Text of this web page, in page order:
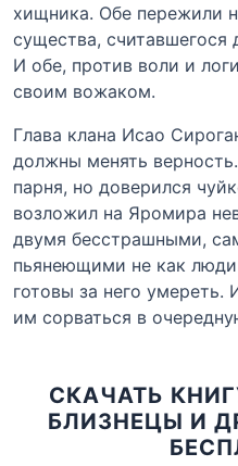
хищника. Обе пережили
существа,
И обе, против воли и
своим вожаком.
Глава клана Исао
должны менять
парня, но доверился
возложил на Яромира
двумя бесстрашными,
пьянеющими не как
готовы за него умереть.
им сорваться в
СКАЧАТЬ
БЛИЗНЕЦЫ И